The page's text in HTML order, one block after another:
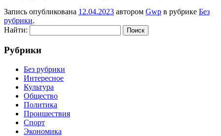
Запись опубликована 12.04.2023 автором Gwp в рубрике Без
рубрики.
Найти:
Рубрики
Без рубрики
Интересное
Культура
Общество
Политика
Проишествия
Спорт
Экономика